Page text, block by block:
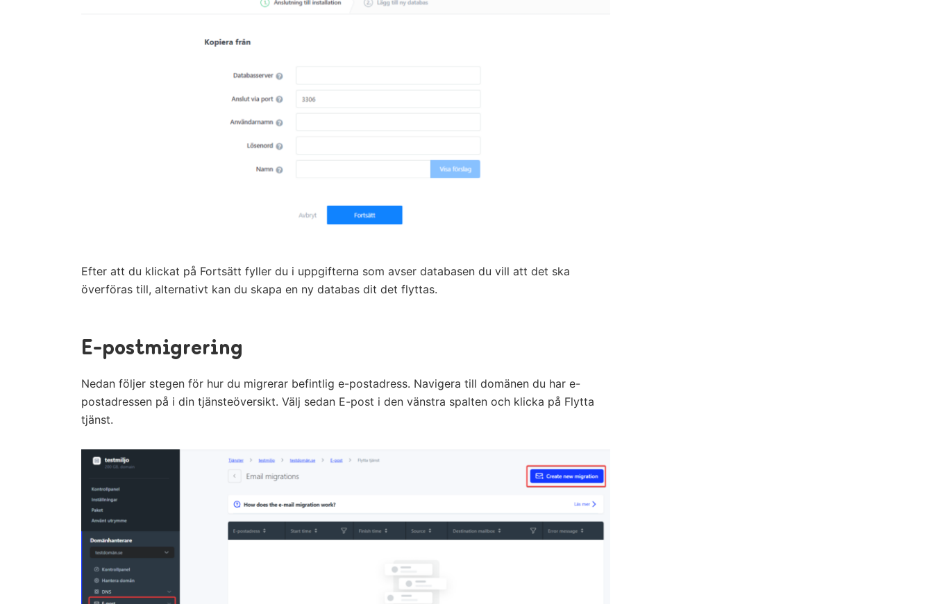
Efter att du klickat på Fortsätt fyller du i uppgifterna som avser databasen du vill att det ska
överföras till, alternativt kan du skapa en ny databas dit det flyttas.
E-postmigrering
Nedan följer stegen för hur du migrerar befintlig e-postadress. Navigera till domänen du har e-
postadressen på i din tjänsteöversikt. Välj sedan E-post i den vänstra spalten och klicka på Flytta
tjänst.